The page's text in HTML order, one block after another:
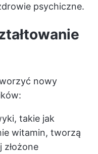
psychiczne.
nowy
takie jak
witamin, tworzą
złożone